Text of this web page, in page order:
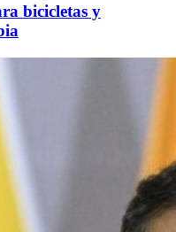
bicicletas y